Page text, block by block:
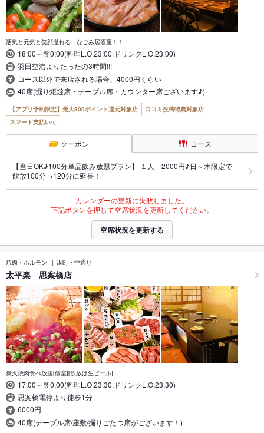
活気と元気と笑顔溢れる、なごみ居酒屋！！
18:00～翌0:00(料理L.O.23:00,ドリンクL.O.23:00)
羽田空港よりたったの3時間!!!
コース以外で来店される場合、4000円くらい
40席(掘り炬燵席・テーブル席・カウンター席ございます♪)
【アプリ予約限定】最大800ポイント還元対象店
口コミ投稿特典対象店
スマート支払い可
クーポン コース
【当日OK♪100分単品飲み放題プラン】 １人 2000円♪日～木限定で
飲放100分→120分に延長！
カレンダーの更新に失敗しました。
下記ボタンを押して空席状況を更新してください。
空席状況を更新する
焼肉・ホルモン 浜町・中通り
太平楽 思案橋店
炭火焼肉食べ放題[個室][飲放は生ビール]
17:00～翌0:00(料理L.O.23:30,ドリンクL.O.23:30)
思案橋電停より徒歩1分
6000円
40席(テーブル席/座敷/掘りごたつ席がございます！)